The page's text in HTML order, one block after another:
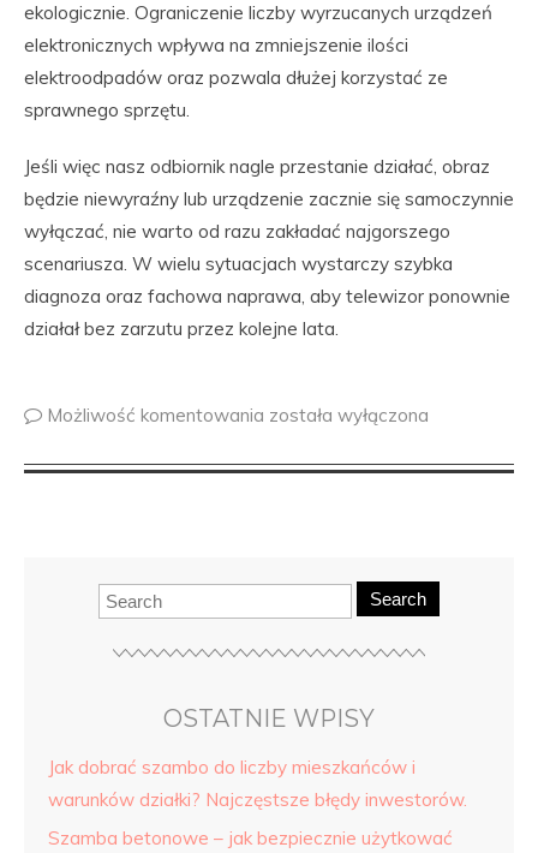
ekologicznie. Ograniczenie liczby wyrzucanych urządzeń
elektronicznych wpływa na zmniejszenie ilości
elektroodpadów oraz pozwala dłużej korzystać ze
sprawnego sprzętu.
Jeśli więc nasz odbiornik nagle przestanie działać, obraz
będzie niewyraźny lub urządzenie zacznie się samoczynnie
wyłączać, nie warto od razu zakładać najgorszego
scenariusza. W wielu sytuacjach wystarczy szybka
diagnoza oraz fachowa naprawa, aby telewizor ponownie
działał bez zarzutu przez kolejne lata.
Możliwość komentowania została wyłączona
Search
OSTATNIE WPISY
Jak dobrać szambo do liczby mieszkańców i
warunków działki? Najczęstsze błędy inwestorów.
Szamba betonowe – jak bezpiecznie użytkować